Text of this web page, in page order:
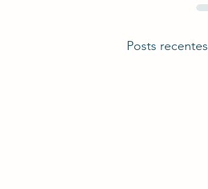
Posts recentes